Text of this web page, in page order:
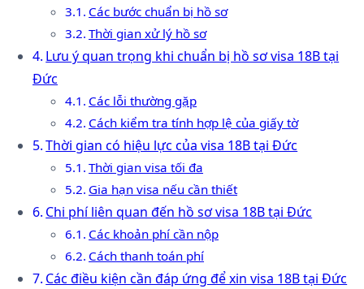
Các bước chuẩn bị hồ sơ
Thời gian xử lý hồ sơ
Lưu ý quan trọng khi chuẩn bị hồ sơ visa 18B tại
Đức
Các lỗi thường gặp
Cách kiểm tra tính hợp lệ của giấy tờ
Thời gian có hiệu lực của visa 18B tại Đức
Thời gian visa tối đa
Gia hạn visa nếu cần thiết
Chi phí liên quan đến hồ sơ visa 18B tại Đức
Các khoản phí cần nộp
Cách thanh toán phí
Các điều kiện cần đáp ứng để xin visa 18B tại Đức